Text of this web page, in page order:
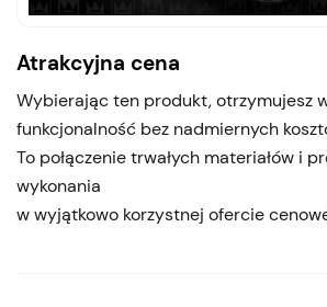
Atrakcyjna cena
Wybierając ten produkt, otrzymujesz
funkcjonalność bez nadmiernych
To połączenie trwałych materiałów i
wykonania
w wyjątkowo korzystnej ofercie